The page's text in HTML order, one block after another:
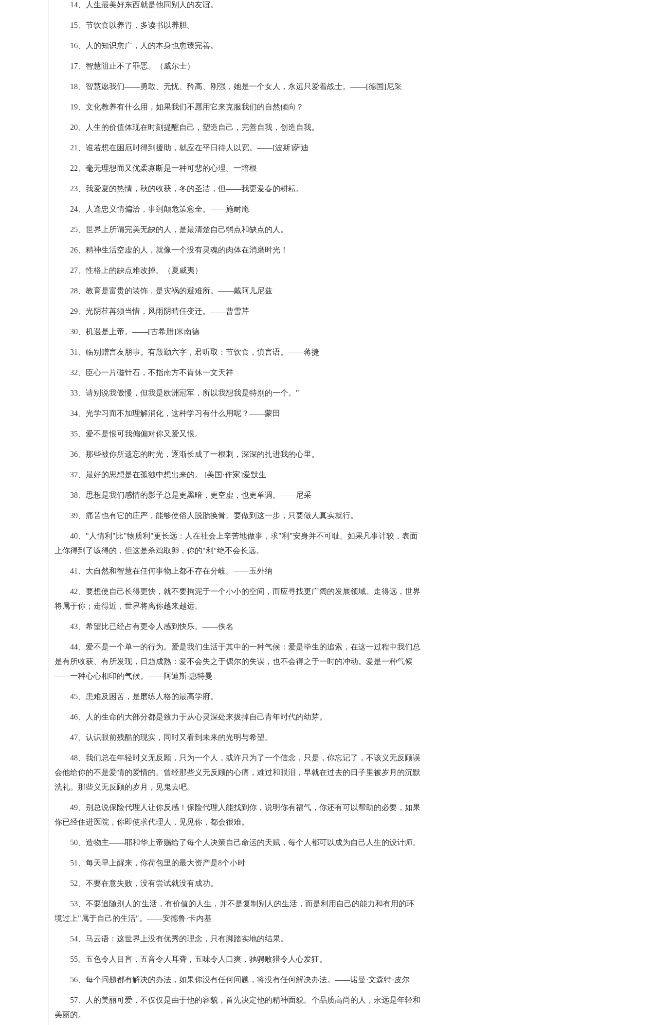
14、人生最美好东西就是他同别人的友谊。
15、节饮食以养胃，多读书以养胆。
16、人的知识愈广，人的本身也愈臻完善。
17、智慧阻止不了罪恶。（威尔士）
18、智慧愿我们——勇敢、无忧、矜高、刚强，她是一个女人，永远只爱着战士。——[德国]尼采
19、文化教养有什么用，如果我们不愿用它来克服我们的自然倾向？
20、人生的价值体现在时刻提醒自己，塑造自己，完善自我，创造自我。
21、谁若想在困厄时得到援助，就应在平日待人以宽。——[波斯]萨迪
22、毫无理想而又优柔寡断是一种可悲的心理。一培根
23、我爱夏的热情，秋的收获，冬的圣洁，但——我更爱春的耕耘。
24、人逢忠义情偏洽，事到颠危策愈全。——施耐庵
25、世界上所谓完美无缺的人，是最清楚自己弱点和缺点的人。
26、精神生活空虚的人，就像一个没有灵魂的肉体在消磨时光！
27、性格上的缺点难改掉。（夏威夷）
28、教育是富贵的装饰，是灾祸的避难所。——戴阿儿尼兹
29、光阴荏苒须当惜，风雨阴晴任变迁。——曹雪芹
30、机遇是上帝。——[古希腊]米南德
31、临别赠言友朋事。有殷勤六字，君听取：节饮食，慎言语。——蒋捷
32、臣心一片磁针石，不指南方不肯休一文天祥
33、请别说我傲慢，但我是欧洲冠军，所以我想我是特别的一个。"
34、光学习而不加理解消化，这种学习有什么用呢？——蒙田
35、爱不是恨可我偏偏对你又爱又恨。
36、那些被你所遗忘的时光，逐渐长成了一根刺，深深的扎进我的心里。
37、最好的思想是在孤独中想出来的。 [美国·作家]爱默生
38、思想是我们感情的影子总是更黑暗，更空虚，也更单调。——尼采
39、痛苦也有它的庄严，能够使俗人脱胎换骨。要做到这一步，只要做人真实就行。
40、"人情利"比"物质利"更长远：人在社会上辛苦地做事，求"利"安身并不可耻。如果凡事计较，表面
上你得到了该得的，但这是杀鸡取卵，你的"利"绝不会长远。
41、大自然和智慧在任何事物上都不存在分岐。——玉外纳
42、要想使自己长得更快，就不要拘泥于一个小小的空间，而应寻找更广阔的发展领域。走得远，世界
将属于你；走得近，世界将离你越来越远。
43、希望比已经占有更令人感到快乐。——佚名
44、爱不是一个单一的行为。爱是我们生活于其中的一种气候：爱是毕生的追索，在这一过程中我们总
是有所收获、有所发现，日趋成熟：爱不会失之于偶尔的失误，也不会得之于一时的冲动。爱是一种气候
——一种心心相印的气候。——阿迪斯·惠特曼
45、患难及困苦，是磨练人格的最高学府。
46、人的生命的大部分都是致力于从心灵深处来拔掉自己青年时代的幼芽。
47、认识眼前残酷的现实，同时又看到未来的光明与希望。
48、我们总在年轻时义无反顾，只为一个人，或许只为了一个信念，只是，你忘记了，不该义无反顾误
会他给你的不是爱情的爱情的。曾经那些义无反顾的心痛，难过和眼泪，早就在过去的日子里被岁月的沉默
洗礼。那些义无反顾的岁月，见鬼去吧。
49、别总说保险代理人让你反感！保险代理人能找到你，说明你有福气，你还有可以帮助的必要，如果
你已经住进医院，你即使求代理人，见见你，都会很难。
50、造物主——耶和华上帝赐给了每个人决策自己命运的天赋，每个人都可以成为自己人生的设计师。
51、每天早上醒来，你荷包里的最大资产是8个小时
52、不要在意失败，没有尝试就没有成功。
53、不要追随别人的'生活，有价值的人生，并不是复制别人的生活，而是利用自己的能力和有用的环
境过上"属于自己的生活"。——安德鲁·卡内基
54、马云语：这世界上没有优秀的理念，只有脚踏实地的结果。
55、五色令人目盲，五音令人耳聋，五味令人口爽，驰骋畋猎令人心发狂。
56、每个问题都有解决的办法，如果你没有任何问题，将没有任何解决办法。——诺曼·文森特·皮尔
57、人的美丽可爱，不仅仅是由于他的容貌，首先决定他的精神面貌。个品质高尚的人，永远是年轻和
美丽的。